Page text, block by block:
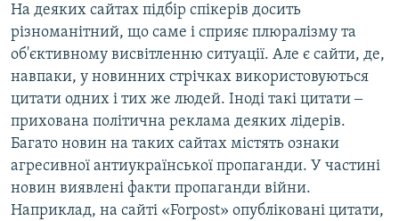
На деяких сайтах підбір спікерів досить
різноманітний, що саме і сприяє плюралізму та
об'єктивному висвітленню ситуації. Але є сайти, де,
навпаки, у новинних стрічках використовуються
цитати одних і тих же людей. Іноді такі цитати ‒
прихована політична реклама деяких лідерів.
Багато новин на таких сайтах містять ознаки
агресивної антиукраїнської пропаганди. У частині
новин виявлені факти пропаганди війни.
Наприклад, на сайті «Forpost» опубліковані цитати,